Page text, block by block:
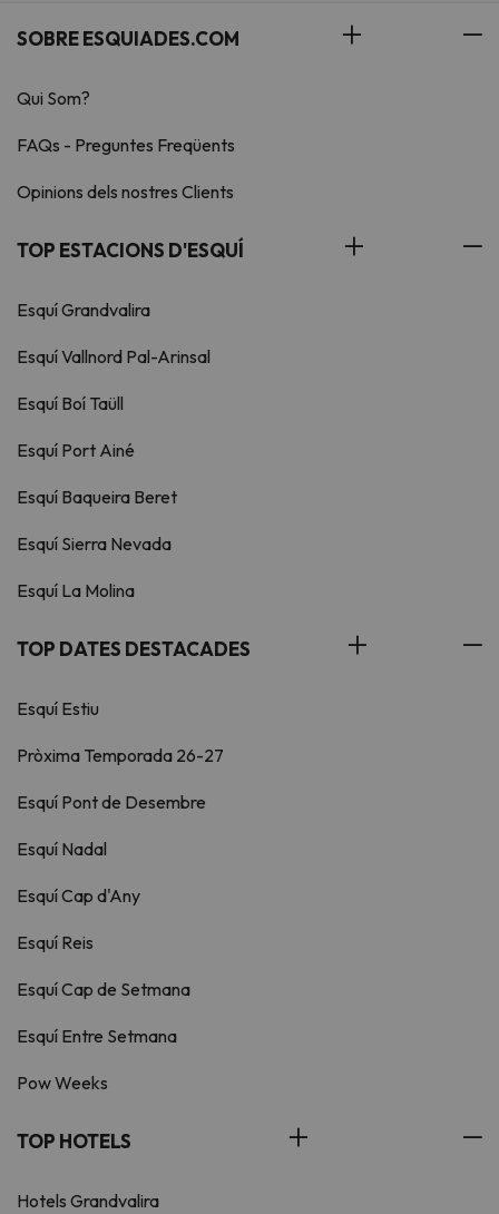
SOBRE ESQUIADES.COM
Qui Som?
FAQs - Preguntes Freqüents
Opinions dels nostres Clients
TOP ESTACIONS D'ESQUÍ
Esquí Grandvalira
Esquí Vallnord Pal-Arinsal
Esquí Boí Taüll
Esquí Port Ainé
Esquí Baqueira Beret
Esquí Sierra Nevada
Esquí La Molina
TOP DATES DESTACADES
Esquí Estiu
Pròxima Temporada 26-27
Esquí Pont de Desembre
Esquí Nadal
Esquí Cap d'Any
Esquí Reis
Esquí Cap de Setmana
Esquí Entre Setmana
Pow Weeks
TOP HOTELS
Hotels Grandvalira